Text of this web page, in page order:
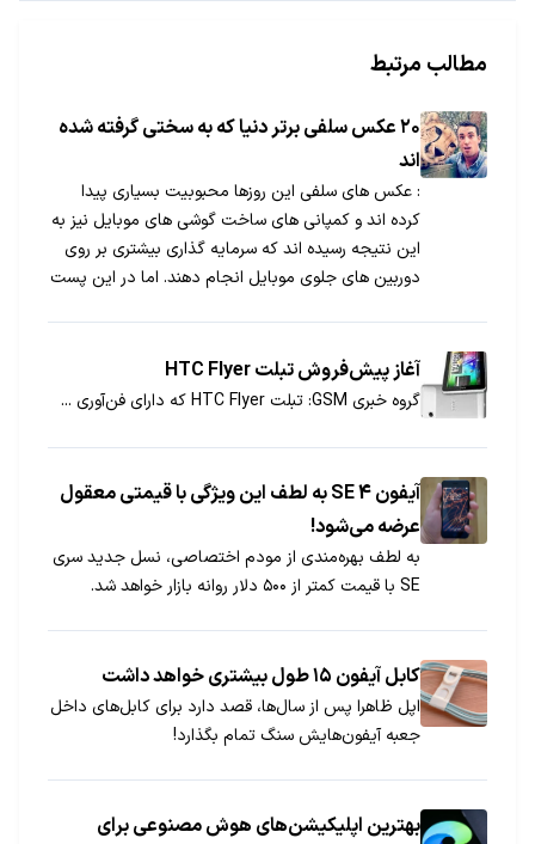
مطالب مرتبط
۲۰ عکس سلفی برتر دنیا که به سختی گرفته شده
اند
: عکس های سلفی این روزها محبوبیت بسیاری پیدا
کرده اند و کمپانی های ساخت گوشی های موبایل نیز به
این نتیجه رسیده اند که سرمایه گذاری بیشتری بر روی
دوربین های جلوی موبایل انجام دهند. اما در این پست
است.
آغاز پيش‌فروش تبلت HTC Flyer
گروه خبری GSM: تبلت HTC Flyer كه دارای فن‌آوری ...
آیفون SE 4 به لطف این ویژگی با قیمتی معقول
عرضه می‌شود!
به لطف بهره‌مندی از مودم اختصاصی، نسل جدید سری
SE با قیمت کمتر از ۵۰۰ دلار روانه بازار خواهد شد.
کابل آیفون ۱۵ طول بیشتری خواهد داشت
اپل ظاهرا پس از سال‌ها، قصد دارد برای کابل‌های داخل
جعبه آیفون‌هایش سنگ تمام بگذارد!
بهترین اپلیکیشن‌های هوش مصنوعی برای